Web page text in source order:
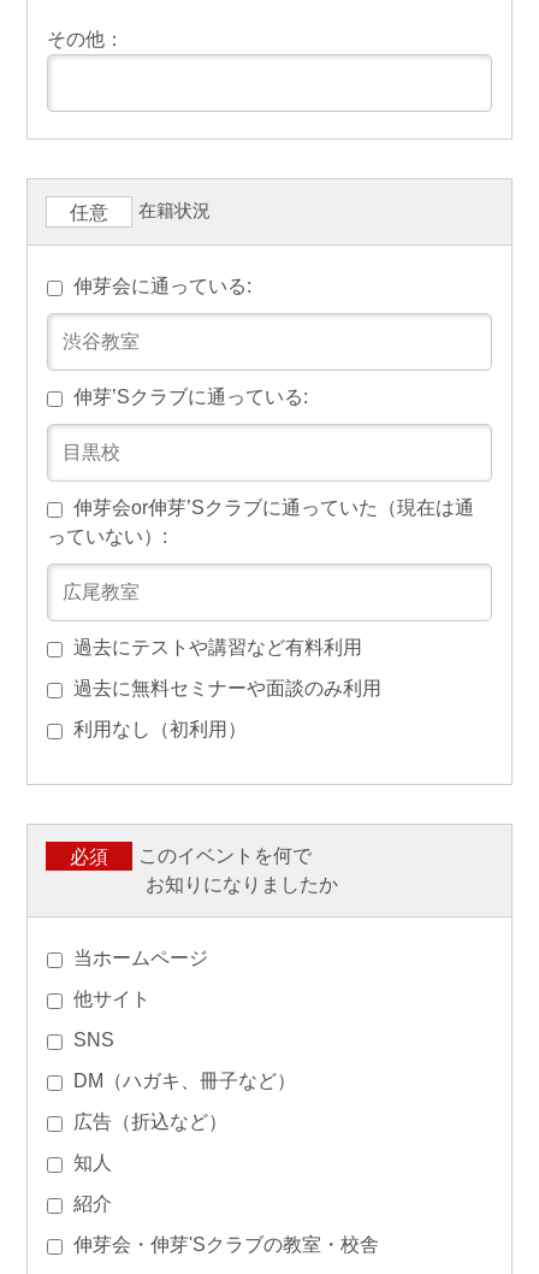
その他：
任意 在籍状況
伸芽会に通っている:
伸芽’Sクラブに通っている:
伸芽会or伸芽’Sクラブに通っていた（現在は通
っていない）:
過去にテストや講習など有料利用
過去に無料セミナーや面談のみ利用
利用なし（初利用）
必須
このイベントを何で
お知りになりましたか
当ホームページ
他サイト
SNS
DM（ハガキ、冊子など）
広告（折込など）
知人
紹介
伸芽会・伸芽'Sクラブの教室・校舎